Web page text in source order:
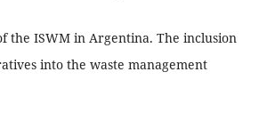
the ISWM in Argentina. The inclusion
into the waste management